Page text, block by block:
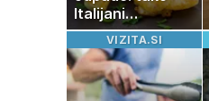
Italijani
pripravijo
slastne ocvrte
bučke
VIZITA.SI